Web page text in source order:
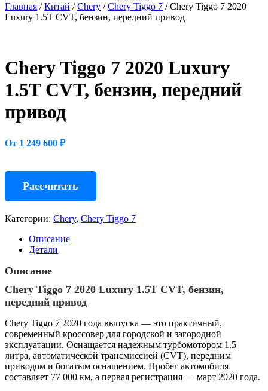
Главная /Китай /Chery /Chery Tiggo 7 / Chery Tiggo 7 2020
Luxury 1.5T CVT, бензин, передний привод
Chery Tiggo 7 2020 Luxury
1.5T CVT, бензин, передний
привод
От 1 249 600 ₽
Рассчитать
Категории: Chery, Chery Tiggo 7
Описание
Детали
Описание
Chery Tiggo 7 2020 Luxury 1.5T CVT, бензин,
передний привод
Chery Tiggo 7 2020 года выпуска — это практичный,
современный кроссовер для городской и загородной
эксплуатации. Оснащается надежным турбомотором 1.5
литра, автоматической трансмиссией (CVT), передним
приводом и богатым оснащением. Пробег автомобиля
составляет 77 000 км, а первая регистрация — март 2020 года.